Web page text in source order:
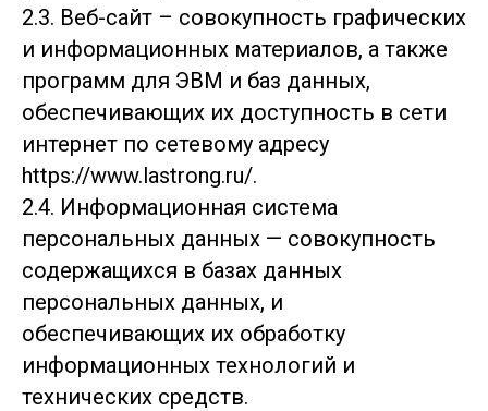
2.3. Веб-сайт – совокупность графических
и информационных материалов, а также
программ для ЭВМ и баз данных,
обеспечивающих их доступность в сети
интернет по сетевому адресу
https://www.lastrong.ru/.
2.4. Информационная система
персональных данных — совокупность
содержащихся в базах данных
персональных данных, и
обеспечивающих их обработку
информационных технологий и
технических средств.